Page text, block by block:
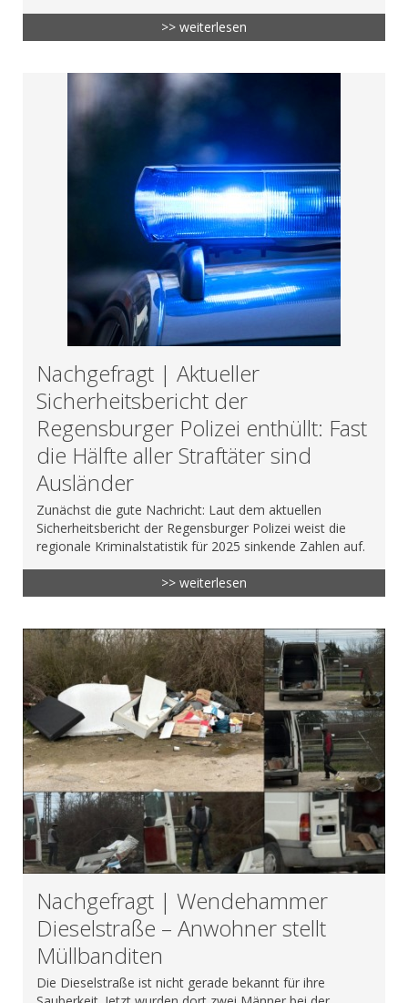
>> weiterlesen
Nachgefragt | Aktueller
Sicherheitsbericht der
Regensburger Polizei enthüllt: Fast
die Hälfte aller Straftäter sind
Ausländer
Zunächst die gute Nachricht: Laut dem aktuellen
Sicherheitsbericht der Regensburger Polizei weist die
regionale Kriminalstatistik für 2025 sinkende Zahlen auf.
>> weiterlesen
Nachgefragt | Wendehammer
Dieselstraße – Anwohner stellt
Müllbanditen
Die Dieselstraße ist nicht gerade bekannt für ihre